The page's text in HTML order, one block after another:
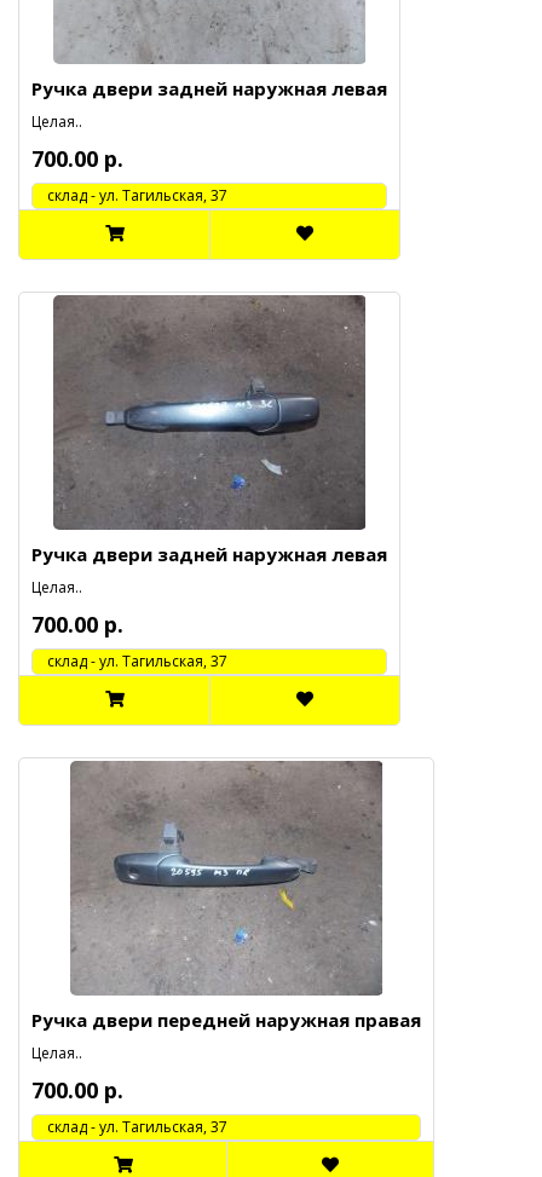
Ручка двери задней наружная левая
Целая..
700.00 р.
cклад - ул. Тагильская, 37
Ручка двери задней наружная левая
Целая..
700.00 р.
cклад - ул. Тагильская, 37
Ручка двери передней наружная правая
Целая..
700.00 р.
cклад - ул. Тагильская, 37